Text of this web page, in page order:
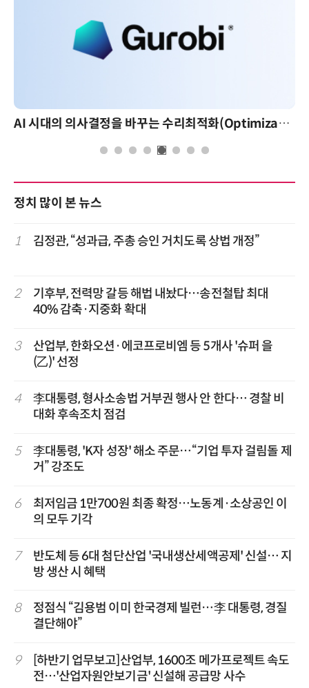
AI 시대의 의사결정을 바꾸는 수리최적화(Optimization): 실제 산업 적용 사례와 활용 전략
정치 많이 본 뉴스
1 김정관, “성과급, 주총 승인 거치도록 상법 개정”
2
기후부, 전력망 갈등 해법 내놨다…송전철탑 최대
40% 감축·지중화 확대
3
산업부, 한화오션·에코프로비엠 등 5개사 '슈퍼 을
(乙)' 선정
4
李대통령, 형사소송법 거부권 행사 안 한다… 경찰 비
대화 후속조치 점검
5
李대통령, 'K자 성장' 해소 주문…“기업 투자 걸림돌 제
거” 강조도
6
최저임금 1만700원 최종 확정…노동계·소상공인 이
의 모두 기각
7
반도체 등 6대 첨단산업 '국내생산세액공제' 신설… 지
방 생산 시 혜택
8
정점식 “김용범 이미 한국경제 빌런…李 대통령, 경질
결단해야”
9
[하반기 업무보고]산업부, 1600조 메가프로젝트 속도
전…'산업자원안보기금' 신설해 공급망 사수